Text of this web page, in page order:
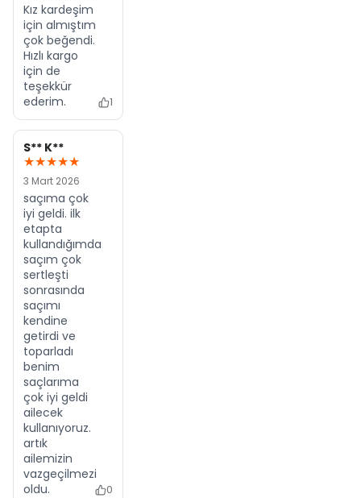
Kız kardeşim
için almıştım
çok beğendi.
Hızlı kargo
için de
teşekkür
ederim.
1
S** K**
★★★★★
3 Mart 2026
saçıma çok
iyi geldi. ilk
etapta
kullandığımda
saçım çok
sertleşti
sonrasında
saçımı
kendine
getirdi ve
toparladı
benim
saçlarıma
çok iyi geldi
ailecek
kullanıyoruz.
artık
ailemizin
vazgeçilmezi
oldu.
0